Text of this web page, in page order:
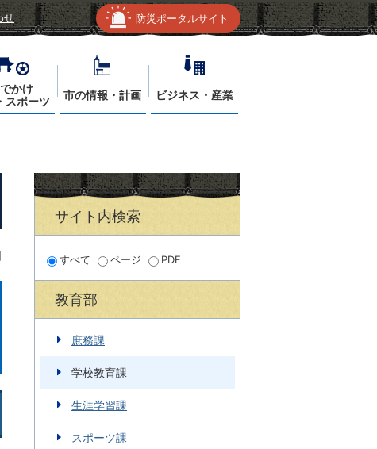
せ 防災ポータルサイト
かけ
スポーツ
市の情報・計画 ビジネス・産業
サイト内検索
すべて ページ PDF
教育部
庶務課
学校教育課
生涯学習課
スポーツ課